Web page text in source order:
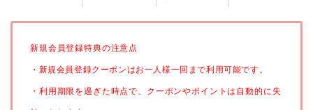
新規会員登録特典の注意点
・新規会員登録クーポンはお一人様一回まで利用可能です。
・利用期限を過ぎた時点で、クーポンやポイントは自動的に失